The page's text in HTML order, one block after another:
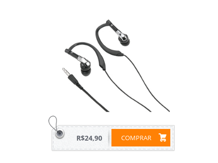
COMPRAR
R$24,90